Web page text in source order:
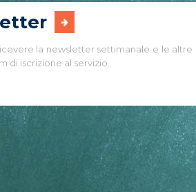
la newsletter settimanale e le altre
di iscrizione al servizio.